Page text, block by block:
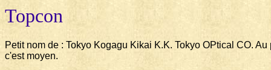
Topcon
Petit nom de : Tokyo Kogagu Kikai K.K. Tokyo OPtical CO.
c'est moyen.